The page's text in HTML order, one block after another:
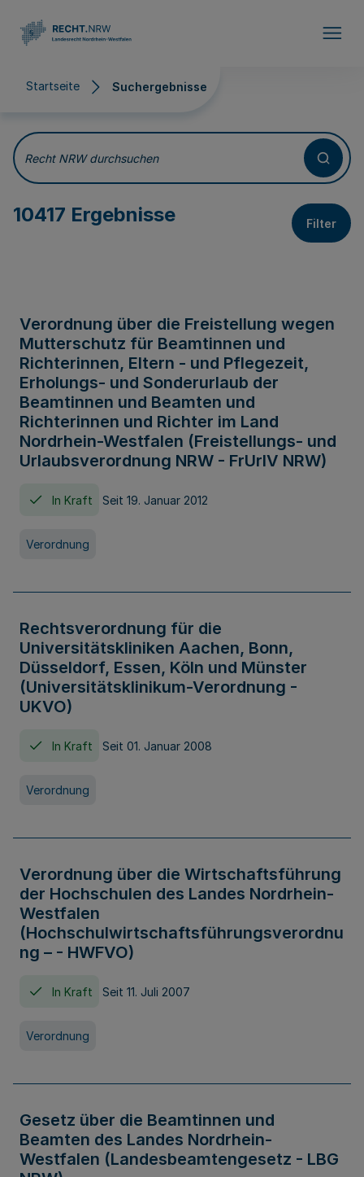
Startseite Suchergebnisse
Suchergebnisse
Recht NRW durchsuchen
10417 Ergebnisse Filter
Verordnung über die Freistellung wegen
Mutterschutz für Beamtinnen und
Richterinnen, Eltern - und Pflegezeit,
Erholungs- und Sonderurlaub der
Beamtinnen und Beamten und
Richterinnen und Richter im Land
Nordrhein-Westfalen (Freistellungs- und
Urlaubsverordnung NRW - FrUrlV NRW)
In Kraft Seit 19. Januar 2012
Verordnung
Rechtsverordnung für die
Universitätskliniken Aachen, Bonn,
Düsseldorf, Essen, Köln und Münster
(Universitätsklinikum-Verordnung -
UKVO)
In Kraft Seit 01. Januar 2008
Verordnung
Verordnung über die Wirtschaftsführung
der Hochschulen des Landes Nordrhein-
Westfalen
(Hochschulwirtschaftsführungsverordnu
ng – - HWFVO)
In Kraft Seit 11. Juli 2007
Verordnung
Gesetz über die Beamtinnen und
Beamten des Landes Nordrhein-
Westfalen (Landesbeamtengesetz - LBG